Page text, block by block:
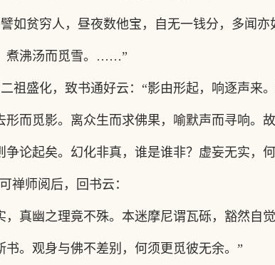
譬如贫穷人，昼夜数他宝，自无一钱分，多闻
沸汤而觅雪。 ……”
祖盛化，致书通好云： “影由形起，响逐声来
形而觅影。离众生而求佛果，喻默声而寻响。
争论起矣。幻化非真，谁是谁非？虚妄无实，
禅师阅后，回书云：
，真幽之理竟不殊。本迷摩尼谓瓦砾，豁然自
书。观身与佛不差别，何须更觅彼无余。”